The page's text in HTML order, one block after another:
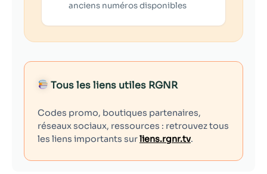
anciens numéros disponibles
Tous les liens utiles RGNR
Codes promo, boutiques partenaires,
réseaux sociaux, ressources : retrouvez tous
les liens importants surliens.rgnr.tv.